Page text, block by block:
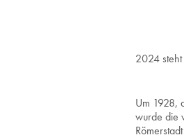
2024
Um 1928,
wurde die